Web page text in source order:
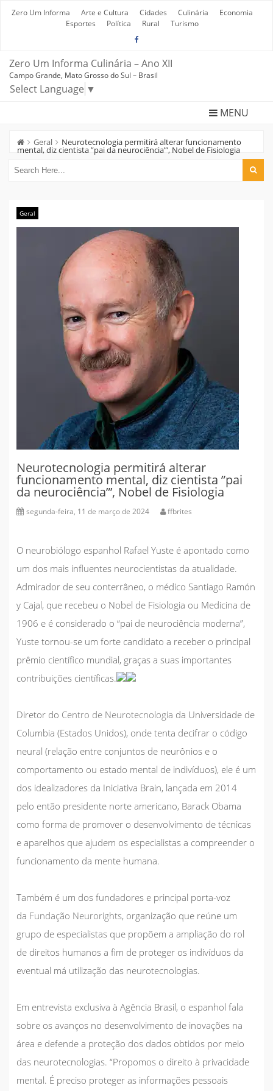
Zero Um Informa Arte e Cultura Cidades Culinária
Economia
Esportes
Política Rural Turismo
Zero Um Informa Culinária – Ano XII
Campo Grande, Mato Grosso do Sul – Brasil
Select Language ▼
MENU
Geral Neurotecnologia permitirá alterar funcionamento
mental, diz cientista ”pai da neurociência”’, Nobel de Fisiologia
Geral
Neurotecnologia permitirá alterar
funcionamento mental, diz cientista ”pai
da neurociência”’, Nobel de Fisiologia
segunda-feira, 11 de março de 2024 ffbrites
O neurobiólogo espanhol Rafael Yuste é apontado como
um dos mais influentes neurocientistas da atualidade.
Admirador de seu conterrâneo, o médico Santiago Ramón
y Cajal, que recebeu o Nobel de Fisiologia ou Medicina de
1906 e é considerado o “pai de neurociência moderna”,
Yuste tornou-se um forte candidato a receber o principal
prêmio científico mundial, graças a suas importantes
contribuições científicas.
Diretor do Centro de Neurotecnologia da Universidade de
Columbia (Estados Unidos), onde tenta decifrar o código
neural (relação entre conjuntos de neurônios e o
comportamento ou estado mental de indivíduos), ele é um
dos idealizadores da Iniciativa Brain, lançada em 2014
pelo então presidente norte americano, Barack Obama
como forma de promover o desenvolvimento de técnicas
e aparelhos que ajudem os especialistas a compreender o
funcionamento da mente humana.
Também é um dos fundadores e principal porta-voz
da Fundação Neurorights, organização que reúne um
grupo de especialistas que propõem a ampliação do rol
de direitos humanos a fim de proteger os indivíduos da
eventual má utilização das neurotecnologias.
Em entrevista exclusiva à Agência Brasil, o espanhol fala
sobre os avanços no desenvolvimento de inovações na
área e defende a proteção dos dados obtidos por meio
das neurotecnologias. “Propomos o direito à privacidade
mental. É preciso proteger as informações pessoais